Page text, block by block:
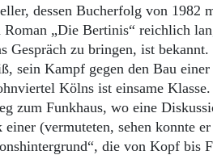
dessen Bucherfolg von 1982
„Die Bertinis“ reichlich
Gespräch zu bringen, ist
sein Kampf gegen den Bau einer
Kölns ist einsame
zum Funkhaus, wo eine
(vermuteten, sehen konnte
die von Kopf bis